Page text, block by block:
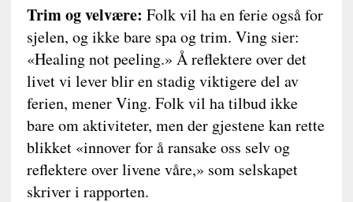
Trim og velvære: Folk vil ha en ferie også for
sjelen, og ikke bare spa og trim. Ving sier:
«Healing not peeling.» Å reflektere over det
livet vi lever blir en stadig viktigere del av
ferien, mener Ving. Folk vil ha tilbud ikke
bare om aktiviteter, men der gjestene kan rette
blikket «innover for å ransake oss selv og
reflektere over livene våre,» som selskapet
skriver i rapporten.